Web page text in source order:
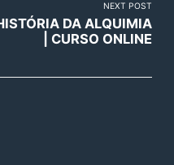
NEXT POST
DA ALQUIMIA
| CURSO ONLINE